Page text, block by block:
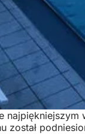
został